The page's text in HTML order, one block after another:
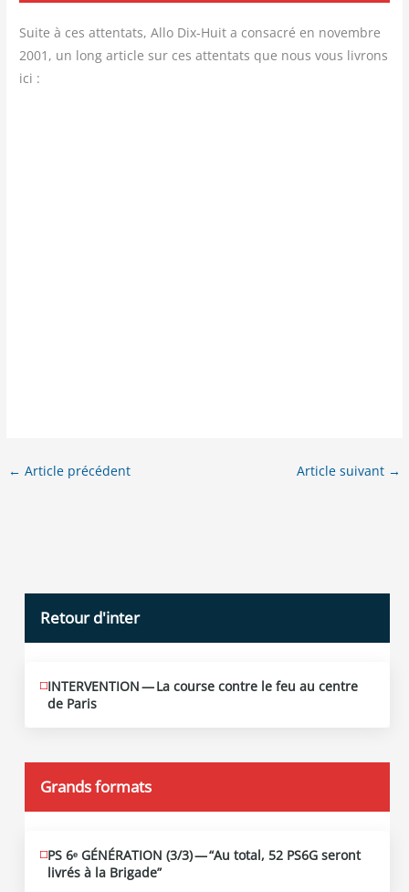
Suite à ces attentats, Allo Dix-Huit a consacré en novembre
2001, un long article sur ces attentats que nous vous livrons
ici :
← Article précédent Article suivant →
Retour d'inter
JUIN
12
2026
INTERVENTION — La course contre le feu au centre
de Paris
Grands formats
JUIN
19
2026
PS 6ᵉ GÉNÉRATION (3/​3) — “Au total, 52 PS6G seront
livrés à la Brigade”